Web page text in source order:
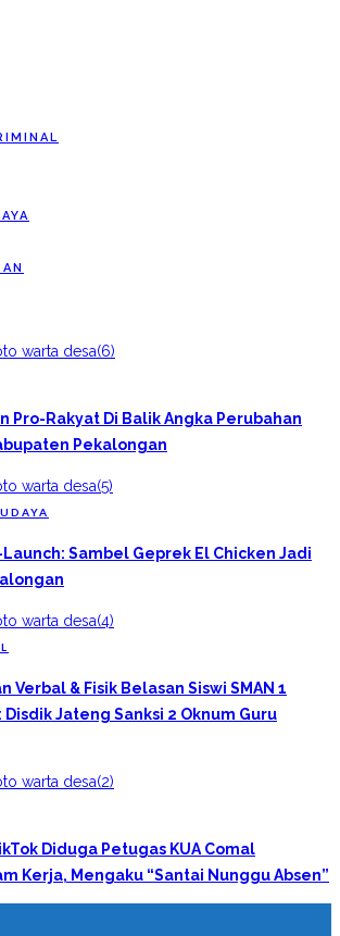
Pro-Rakyat Di Balik Angka Perubahan
Pekalongan
Launch: Sambel Geprek El Chicken Jadi
Verbal & Fisik Belasan Siswi SMAN 1
Jateng Sanksi 2 Oknum Guru
Diduga Petugas KUA Comal
Kerja, Mengaku “Santai Nunggu Absen”